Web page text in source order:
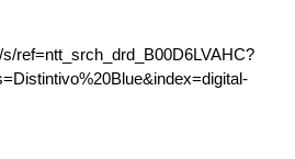
ref=ntt_srch_drd_B00D6LVAHC?